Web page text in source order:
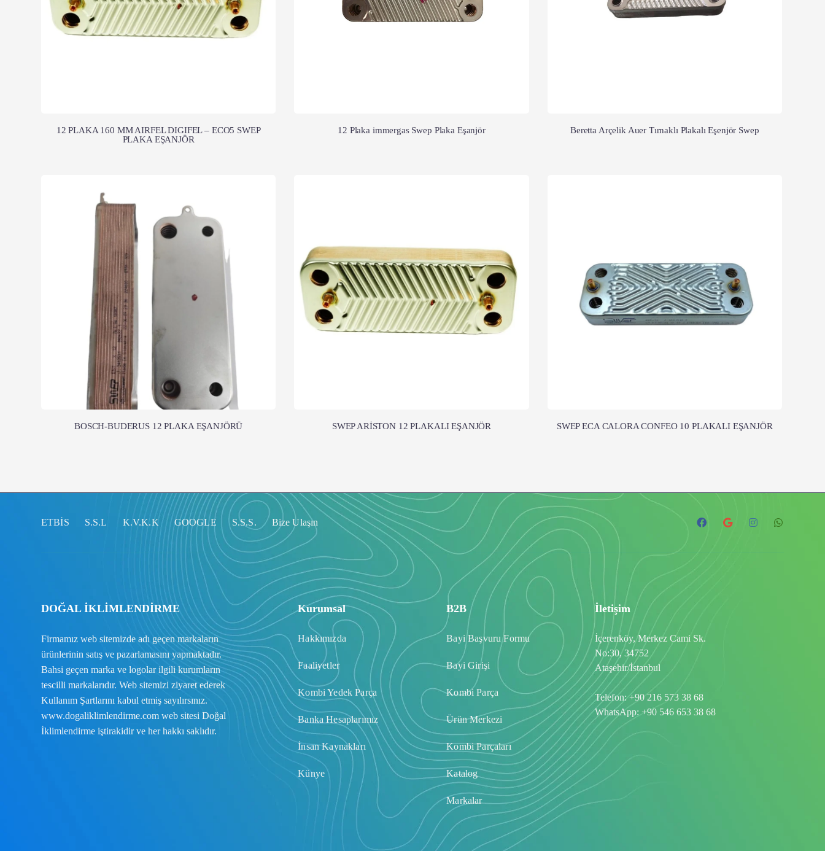
12 PLAKA 160 MM AIRFEL DIGIFEL – ECO5 SWEP
PLAKA EŞANJÖR
12 Plaka immergas Swep Plaka Eşanjör Beretta Arçelik Auer Tırnaklı Plakalı Eşenjör Swep
BOSCH-BUDERUS 12 PLAKA EŞANJÖRÜ SWEP ARİSTON 12 PLAKALI EŞANJÖR SWEP ECA CALORA CONFEO 10 PLAKALI EŞANJÖR
ETBİS S.S.L K.V.K.K GOOGLE S.S.S. Bize Ulaşın
DOĞAL İKLİMLENDİRME
Firmamız web sitemizde adı geçen markaların
ürünlerinin satış ve pazarlamasını yapmaktadır.
Bahsi geçen marka ve logolar ilgili kurumların
tescilli markalarıdır. Web sitemizi ziyaret ederek
Kullanım Şartlarını kabul etmiş sayılırsınız.
www.dogaliklimlendirme.com web sitesi Doğal
İklimlendirme iştirakidir ve her hakkı saklıdır.
Kurumsal
Hakkımızda
Faaliyetler
Kombi Yedek Parça
Banka Hesaplarımız
İnsan Kaynakları
Künye
B2B
Bayi Başvuru Formu
Bayi Girişi
Kombi Parça
Ürün Merkezi
Kombi Parçaları
Katalog
Markalar
İletişim
İçerenköy, Merkez Cami Sk.
No:30, 34752
Ataşehir/İstanbul
Telefon:+90 216 573 38 68
WhatsApp:+90 546 653 38 68